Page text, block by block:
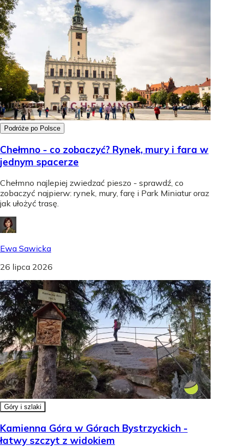
Podróże po Polsce
Chełmno - co zobaczyć? Rynek, mury i fara w
jednym spacerze
Chełmno najlepiej zwiedzać pieszo - sprawdź, co
zobaczyć najpierw: rynek, mury, farę i Park Miniatur oraz
jak ułożyć trasę.
Ewa Sawicka
26 lipca 2026
Góry i szlaki
Kamienna Góra w Górach Bystrzyckich -
łatwy szczyt z widokiem